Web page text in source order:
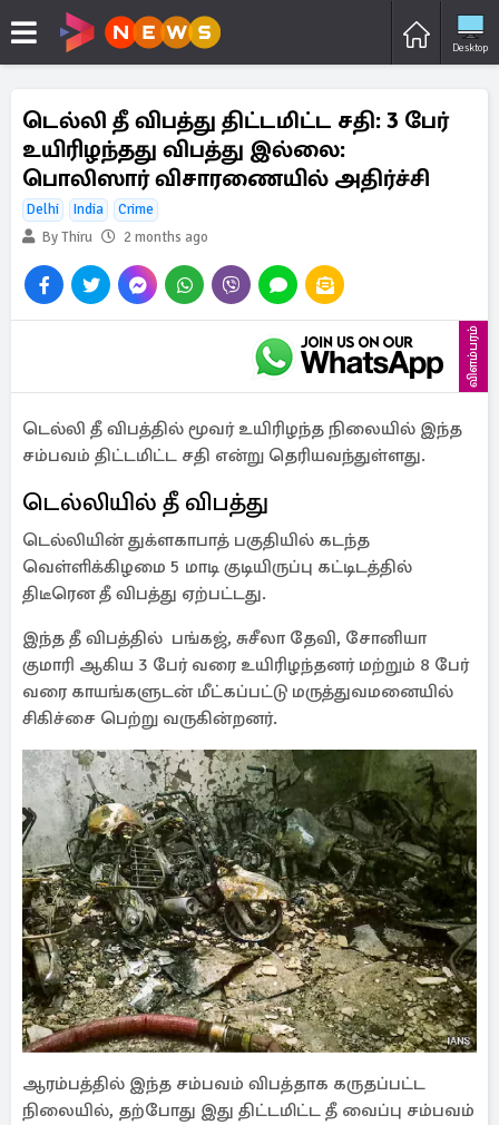
Desktop
டெல்லி தீ விபத்து திட்டமிட்ட சதி: 3 பேர்
உயிரிழந்தது விபத்து இல்லை:
பொலிஸார் விசாரணையில் அதிர்ச்சி
Delhi India
Crime
By Thiru
2 months ago
விளம்பரம்
டெல்லி தீ விபத்தில் மூவர் உயிரிழந்த நிலையில் இந்த
சம்பவம் திட்டமிட்ட சதி என்று தெரியவந்துள்ளது.
டெல்லியில் தீ விபத்து
டெல்லியின் துக்ளகாபாத் பகுதியில் கடந்த
வெள்ளிக்கிழமை 5 மாடி குடியிருப்பு கட்டிடத்தில்
திடீரென தீ விபத்து ஏற்பட்டது.
இந்த தீ விபத்தில் பங்கஜ், சுசீலா தேவி, சோனியா
குமாரி ஆகிய 3 பேர் வரை உயிரிழந்தனர் மற்றும் 8 பேர்
வரை காயங்களுடன் மீட்கப்பட்டு மருத்துவமனையில்
சிகிச்சை பெற்று வருகின்றனர்.
ஆரம்பத்தில் இந்த சம்பவம் விபத்தாக கருதப்பட்ட
நிலையில், தற்போது இது திட்டமிட்ட தீ வைப்பு சம்பவம்